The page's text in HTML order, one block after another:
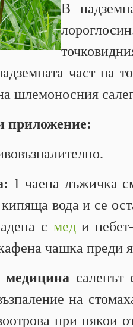
В
част на
шлемоносния
приложение:
1 чаена лъжичка
вода и се
с меди
чашка преди
салепът
на
при някои